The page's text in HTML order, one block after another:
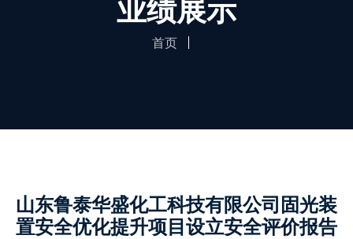
业绩展示
首页
山东鲁泰华盛化工科技有限公司固光装
置安全优化提升项目设立安全评价报告